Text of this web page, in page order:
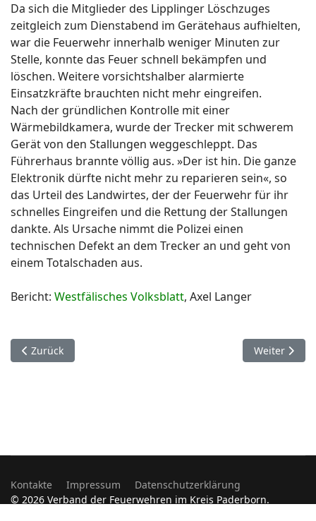
Da sich die Mitglieder des Lipp­linger Löschzuges
zeitgleich zum Dienstabend im Gerätehaus aufhielten,
war die Feuerwehr innerhalb weniger Minuten zur
Stelle, konnte das Feuer schnell bekämpfen und
löschen. Weitere vorsichtshalber alarmierte
Einsatzkräfte brauchten nicht mehr eingreifen.
Nach der gründlichen Kontrolle mit einer
Wärmebildkamera, wurde der Trecker mit schwerem
Gerät von den Stallungen weggeschleppt. Das
Führerhaus brannte völlig aus. »Der ist hin. Die ganze
Elektronik dürfte nicht mehr zu reparieren sein«, so
das Urteil des Landwirtes, der der Feuerwehr für ihr
schnelles Eingreifen und die Rettung der Stallungen
dankte. Als Ursache nimmt die Polizei einen
technischen Defekt an dem Trecker an und geht von
einem Totalschaden aus.
Bericht: Westfälisches Volksblatt, Axel Langer
Vorheriger Beitrag: 29. Oktober. Kreis Paderborn.
Zurück Nächster
Weiter
Kontakte Impressum
Datenschutzerklärung
© 2026 Verband der Feuerwehren im Kreis Paderborn.